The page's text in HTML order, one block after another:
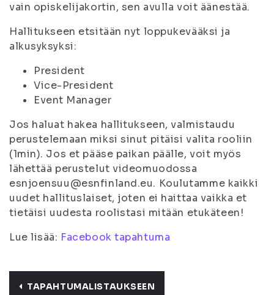
vain opiskelijakortin, sen avulla voit äänestää.
Hallitukseen etsitään nyt loppukevääksi ja
alkusyksyksi:
President
Vice-President
Event Manager
Jos haluat hakea hallitukseen, valmistaudu
perustelemaan miksi sinut pitäisi valita rooliin
(1min). Jos et pääse paikan päälle, voit myös
lähettää perustelut videomuodossa
esnjoensuu@esnfinland.eu. Koulutamme kaikki
uudet hallituslaiset, joten ei haittaa vaikka et
tietäisi uudesta roolistasi mitään etukäteen!
Lue lisää: Facebook tapahtuma
TAPAHTUMALISTAUKSEEN